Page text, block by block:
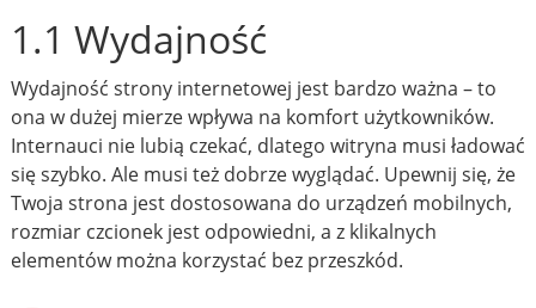
1.1 Wydajność
Wydajność strony internetowej jest bardzo ważna – to
ona w dużej mierze wpływa na komfort użytkowników.
Internauci nie lubią czekać, dlatego witryna musi ładować
się szybko. Ale musi też dobrze wyglądać. Upewnij się, że
Twoja strona jest dostosowana do urządzeń mobilnych,
rozmiar czcionek jest odpowiedni, a z klikalnych
elementów można korzystać bez przeszkód.